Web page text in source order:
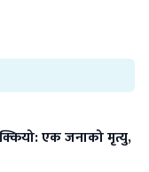
एक जनाको मृत्यु,